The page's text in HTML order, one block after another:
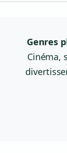
Genres
Cinéma,